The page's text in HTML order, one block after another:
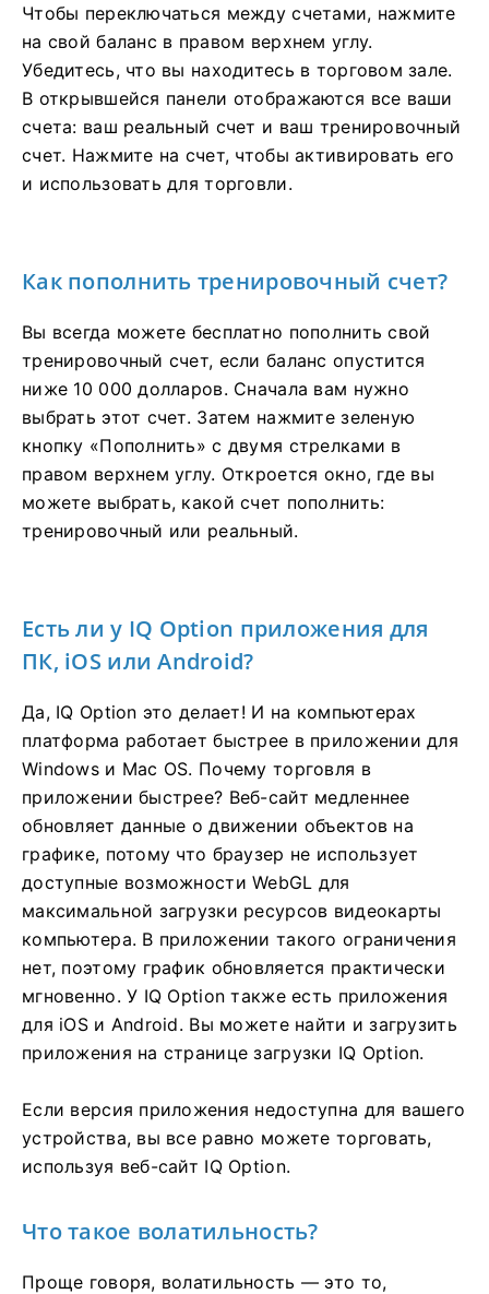
Чтобы переключаться между счетами, нажмите
на свой баланс в правом верхнем углу.
Убедитесь, что вы находитесь в торговом зале.
В открывшейся панели отображаются все ваши
счета: ваш реальный счет и ваш тренировочный
счет. Нажмите на счет, чтобы активировать его
и использовать для торговли.
Как пополнить тренировочный счет?
Вы всегда можете бесплатно пополнить свой
тренировочный счет, если баланс опустится
ниже 10 000 долларов. Сначала вам нужно
выбрать этот счет. Затем нажмите зеленую
кнопку «Пополнить» с двумя стрелками в
правом верхнем углу. Откроется окно, где вы
можете выбрать, какой счет пополнить:
тренировочный или реальный.
Есть ли у IQ Option приложения для
ПК, iOS или Android?
Да, IQ Option это делает! И на компьютерах
платформа работает быстрее в приложении для
Windows и Mac OS. Почему торговля в
приложении быстрее? Веб-сайт медленнее
обновляет данные о движении объектов на
графике, потому что браузер не использует
доступные возможности WebGL для
максимальной загрузки ресурсов видеокарты
компьютера. В приложении такого ограничения
нет, поэтому график обновляется практически
мгновенно. У IQ Option также есть приложения
для iOS и Android. Вы можете найти и загрузить
приложения на странице загрузки IQ Option.
Если версия приложения недоступна для вашего
устройства, вы все равно можете торговать,
используя веб-сайт IQ Option.
Что такое волатильность?
Проще говоря, волатильность — это то,